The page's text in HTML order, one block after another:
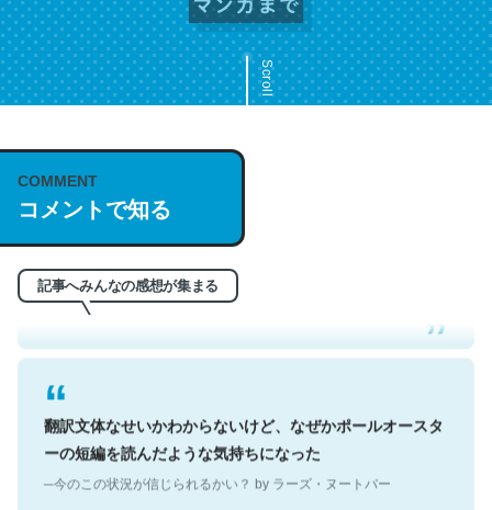
Scroll
COMMENT
コメントで知る
記事へみんなの感想が集まる
これは名文。彼はとてもクレバーなんだろうなと凄く思
う。英語少しでも読める人は原文もお勧め。自分はこの流
れ好き。Let’s Fucking Go. Then Covid hit. Shit.
─今のこの状況が信じられるかい？ by ラーズ・ヌートバー
翻訳文体なせいかわからないけど、なぜかポールオースタ
ーの短編を読んだような気持ちになった
─今のこの状況が信じられるかい？ by ラーズ・ヌートバー